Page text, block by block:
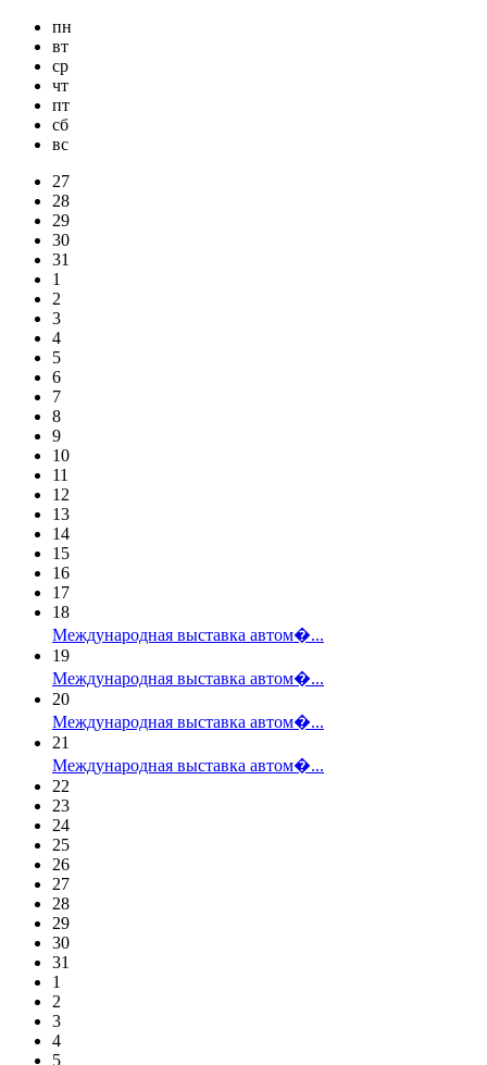
пн
вт
ср
чт
пт
сб
вс
27
28
29
30
31
1
2
3
4
5
6
7
8
9
10
11
12
13
14
15
16
17
18
Международная выставка автом�...
19
Международная выставка автом�...
20
Международная выставка автом�...
21
Международная выставка автом�...
22
23
24
25
26
27
28
29
30
31
1
2
3
4
5